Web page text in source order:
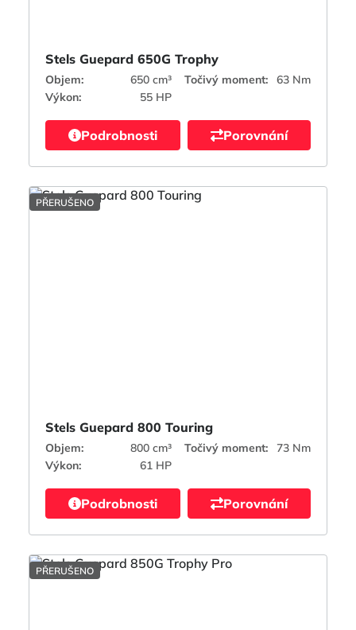
Stels Guepard 650G Trophy
Objem: 650 cm³ Točivý moment:
63 Nm
Výkon:
55 HP
Podrobnosti Porovnání
PŘERUŠENO
Stels Guepard 800 Touring
Objem: 800 cm³ Točivý moment:
73 Nm
Výkon:
61 HP
Podrobnosti Porovnání
PŘERUŠENO